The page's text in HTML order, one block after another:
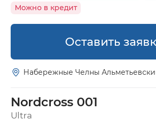
Можно в кредит
Оставить
Набережные Челны
Nordcross 001
Ultra